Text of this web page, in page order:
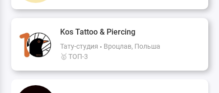
Kos Tattoo & Piercing
Тату-студия
Вроцлав, Польша
🥇 ТОП-3